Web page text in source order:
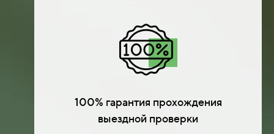
100% гарантия прохождения
выездной проверки